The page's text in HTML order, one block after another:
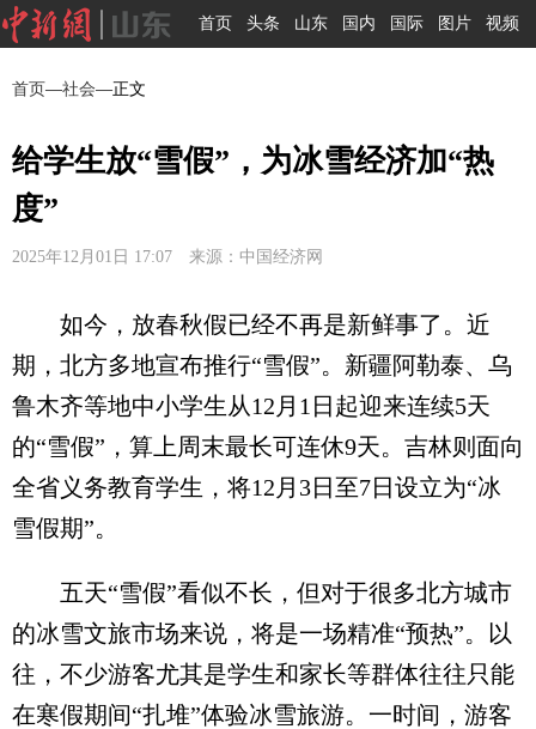
首页 头条 山东 国内 国际 图片 视频
首页—社会—正文
给学生放“雪假”，为冰雪经济加“热
度”
2025年12月01日 17:07 来源：中国经济网
如今，放春秋假已经不再是新鲜事了。近
期，北方多地宣布推行“雪假”。新疆阿勒泰、乌
鲁木齐等地中小学生从12月1日起迎来连续5天
的“雪假”，算上周末最长可连休9天。吉林则面向
全省义务教育学生，将12月3日至7日设立为“冰
雪假期”。
五天“雪假”看似不长，但对于很多北方城市
的冰雪文旅市场来说，将是一场精准“预热”。以
往，不少游客尤其是学生和家长等群体往往只能
在寒假期间“扎堆”体验冰雪旅游。一时间，游客